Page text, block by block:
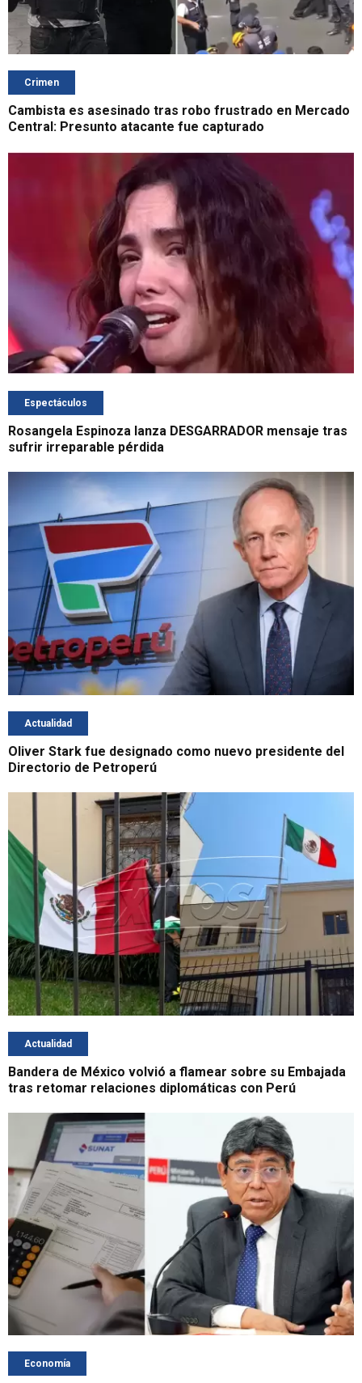
Crimen
Cambista es asesinado tras robo frustrado en Mercado
Central: Presunto atacante fue capturado
Espectáculos
Rosangela Espinoza lanza DESGARRADOR mensaje tras
sufrir irreparable pérdida
Actualidad
Oliver Stark fue designado como nuevo presidente del
Directorio de Petroperú
Actualidad
Bandera de México volvió a flamear sobre su Embajada
tras retomar relaciones diplomáticas con Perú
Economía